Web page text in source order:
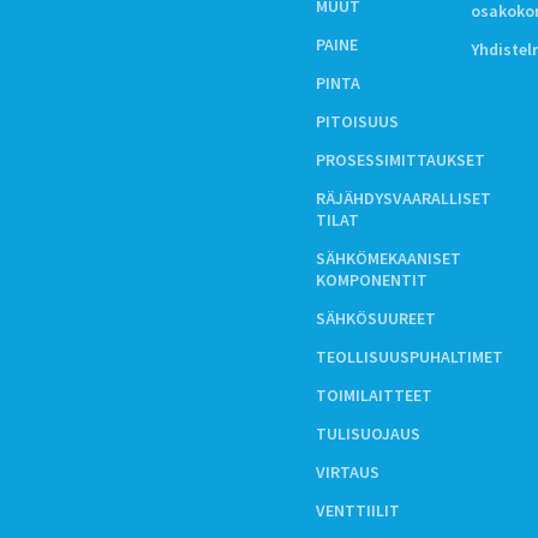
MUUT
PAINE
PINTA
PITOISUUS
PROSESSIMITTAUKSET
RÄJÄHDYSVAARALLISET
TILAT
SÄHKÖMEKAANISET
KOMPONENTIT
SÄHKÖSUUREET
TEOLLISUUSPUHALTIMET
TOIMILAITTEET
TULISUOJAUS
VIRTAUS
VENTTIILIT